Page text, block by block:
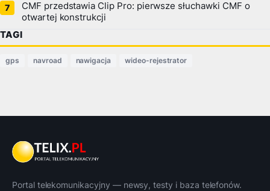
CMF przedstawia Clip Pro: pierwsze słuchawki CMF o
otwartej konstrukcji
TAGI
gps navroad nawigacja wideo-rejestrator
Portal telekomunikacyjny — newsy, testy i baza telefonów.